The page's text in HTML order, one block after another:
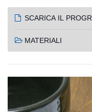
SCARICA IL
MATERIALI